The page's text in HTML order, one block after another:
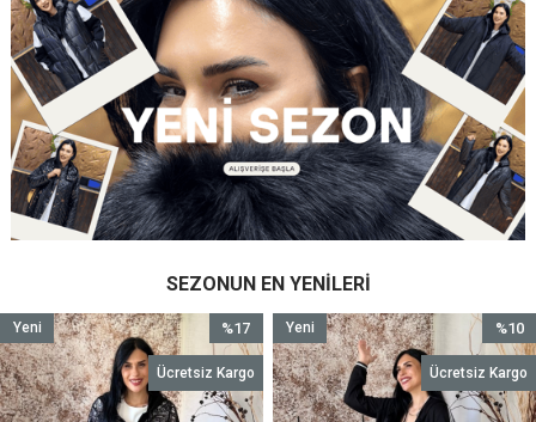
SEZONUN EN YENILERI
%17
İndirim
%17İndirim
Ücretsiz Kargo
Yeni
Ürün
%10
İndirim
Ücretsiz Kargo
Yeni
Ürün